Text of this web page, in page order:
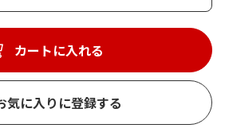
カートに入れる
気に入りに登録する